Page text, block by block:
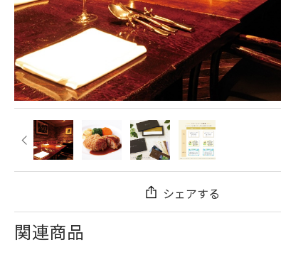
シェアする
関連商品